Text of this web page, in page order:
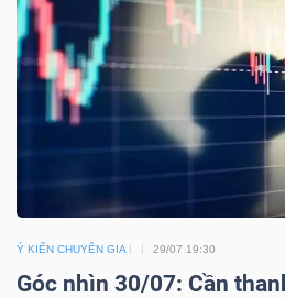
Ý KIẾN CHUYÊN GIA 29/07 19:30
Góc nhìn 30/07: Cần
NGHỆ
THÔNG
TIN
DỊCH
VỤ
TRUYỀN